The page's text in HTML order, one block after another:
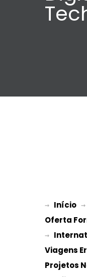
→ Início →
Oferta
→
Viagens
Projetos